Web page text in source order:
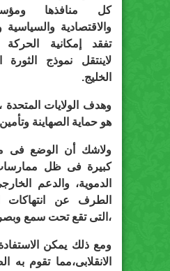
كل منافذها
والاقتصادية
تفقد إمكانية الحركة
لاينتقل نموذج الثورة
الخليج.
وهدف الولايات المتحدة
هو حماية الصهاينة
ولاشك أن الوضع فى
كبيرة فى ظل ممارسات
الدموية، والدعم
الطرف عن انتهاكات
،التى تقع تحت سمع وبصر
ومع ذلك يمكن
الانقلابى،مما تقوم به